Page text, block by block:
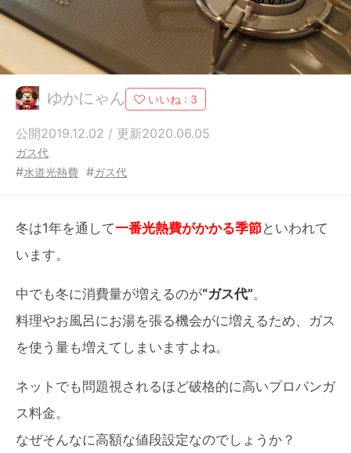
ゆかにゃん いいね : 3
公開2019.12.02 / 更新2020.06.05
ガス代
#水道光熱費 #ガス代
冬は1年を通して一番光熱費がかかる季節といわれて
います。
中でも冬に消費量が増えるのが“ガス代”。
料理やお風呂にお湯を張る機会がに増えるため、ガス
を使う量も増えてしまいますよね。
ネットでも問題視されるほど破格的に高いプロパンガ
ス料金。
なぜそんなに高額な値段設定なのでしょうか？